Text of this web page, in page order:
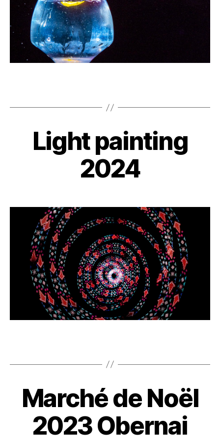
Light painting
2024
Marché de Noël
2023 Obernai